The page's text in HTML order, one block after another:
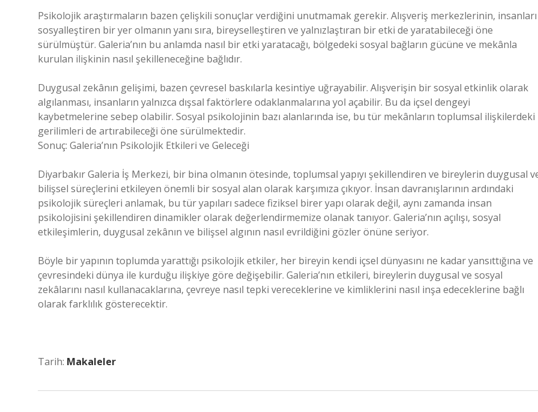
Psikolojik araştırmaların bazen çelişkili sonuçlar verdiğini unutmamak gerekir. Alışveriş merkezlerinin, insanları
sosyalleştiren bir yer olmanın yanı sıra, bireyselleştiren ve yalnızlaştıran bir etki de yaratabileceği öne
sürülmüştür. Galeria’nın bu anlamda nasıl bir etki yaratacağı, bölgedeki sosyal bağların gücüne ve mekânla
kurulan ilişkinin nasıl şekilleneceğine bağlıdır.
Duygusal zekânın gelişimi, bazen çevresel baskılarla kesintiye uğrayabilir. Alışverişin bir sosyal etkinlik olarak
algılanması, insanların yalnızca dışsal faktörlere odaklanmalarına yol açabilir. Bu da içsel dengeyi
kaybetmelerine sebep olabilir. Sosyal psikolojinin bazı alanlarında ise, bu tür mekânların toplumsal ilişkilerdeki
gerilimleri de artırabileceği öne sürülmektedir.
Sonuç: Galeria’nın Psikolojik Etkileri ve Geleceği
Diyarbakır Galeria İş Merkezi, bir bina olmanın ötesinde, toplumsal yapıyı şekillendiren ve bireylerin duygusal
bilişsel süreçlerini etkileyen önemli bir sosyal alan olarak karşımıza çıkıyor. İnsan davranışlarının ardındaki
psikolojik süreçleri anlamak, bu tür yapıları sadece fiziksel birer yapı olarak değil, aynı zamanda insan
psikolojisini şekillendiren dinamikler olarak değerlendirmemize olanak tanıyor. Galeria’nın açılışı, sosyal
etkileşimlerin, duygusal zekânın ve bilişsel algının nasıl evrildiğini gözler önüne seriyor.
Böyle bir yapının toplumda yarattığı psikolojik etkiler, her bireyin kendi içsel dünyasını ne kadar yansıttığına ve
çevresindeki dünya ile kurduğu ilişkiye göre değişebilir. Galeria’nın etkileri, bireylerin duygusal ve sosyal
zekâlarını nasıl kullanacaklarına, çevreye nasıl tepki vereceklerine ve kimliklerini nasıl inşa edeceklerine bağlı
olarak farklılık gösterecektir.
Tarih: Makaleler